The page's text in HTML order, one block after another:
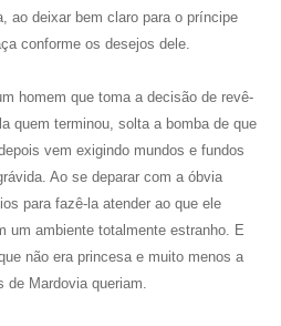
ao deixar bem claro para o príncipe
conforme os desejos dele.
homem que toma a decisão de revê-
quem terminou, solta a bomba de que
vem exigindo mundos e fundos
Ao se deparar com a óbvia
para fazê-la atender ao que ele
um ambiente totalmente estranho. E
não era princesa e muito menos a
Mardovia queriam.